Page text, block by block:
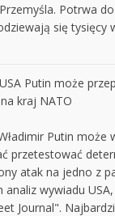
Potrwa
się tysięcy
Putin może
kraj NATO
Putin może
przetestować
atak na jedno z
analiz wywiadu
Journal".